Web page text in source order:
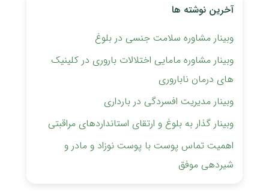
آخرین نوشته ها
وبینار مشاوره سلامت جنسی در بلوغ
وبینار مشاوره مامایی اختلالات باروری ‏در کلینیک
های درمان ناباروری
وبینار مدیریت افسردگی در بارداری
وبینار گذار به بلوغ و ارتقای استانداردهای مراقبتی
اهمیت تماس پوست با پوست نوزاد و مادر و
شیردهی موفق